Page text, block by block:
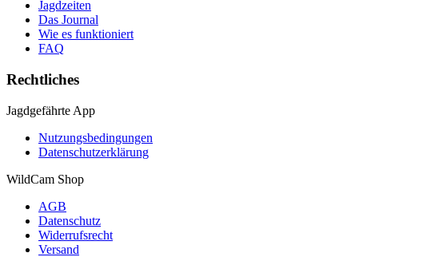
Jagdzeiten
Das Journal
Wie es funktioniert
FAQ
Rechtliches
Jagdgefährte App
Nutzungsbedingungen
Datenschutzerklärung
WildCam Shop
AGB
Datenschutz
Widerrufsrecht
Versand